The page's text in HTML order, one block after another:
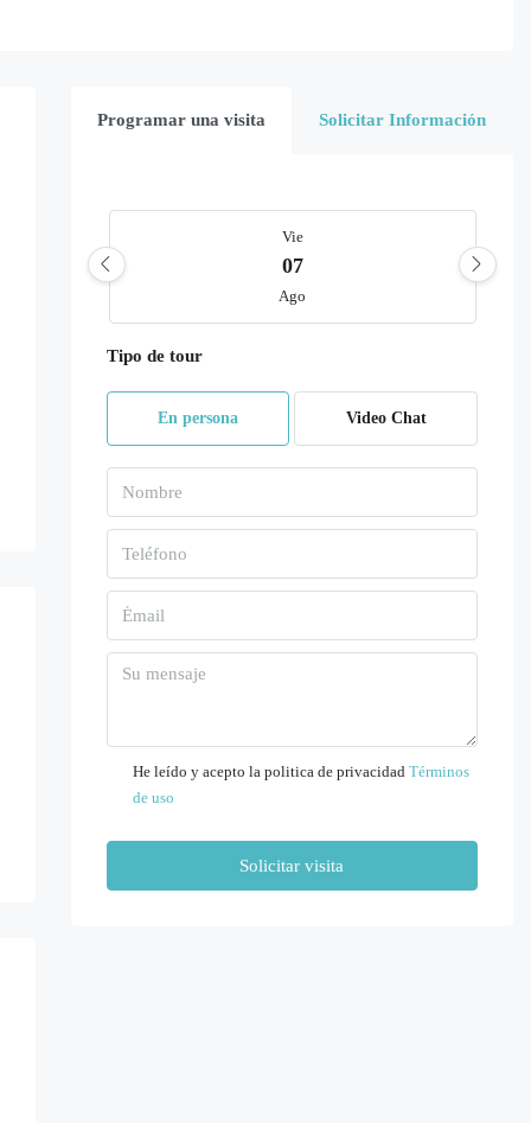
Programar una visita Solicitar Información
Vie
07
Ago
08
09
10
11
Mié
12
Tipo de tour
En persona Video Chat
He leído y acepto la politica de privacidad Términos
de uso
Solicitar visita